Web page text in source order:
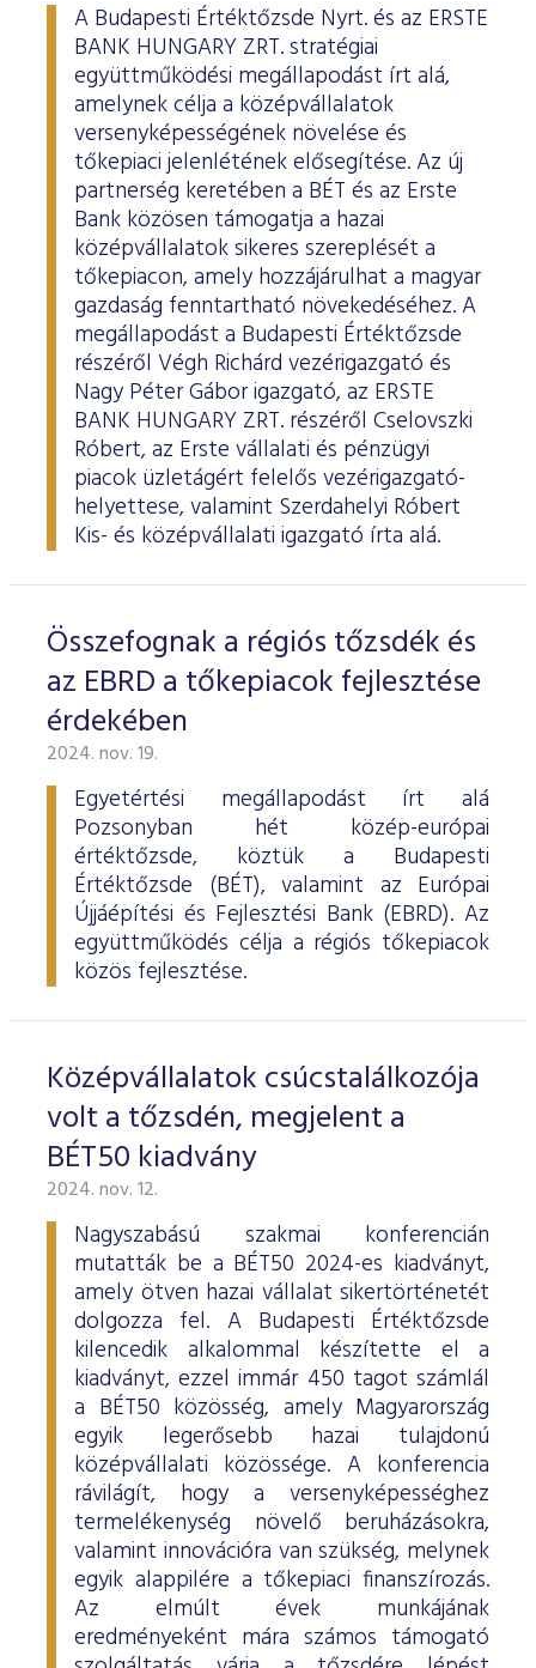
A Budapesti Értéktőzsde Nyrt. és az ERSTE
BANK HUNGARY ZRT. stratégiai
együttműködési megállapodást írt alá,
amelynek célja a középvállalatok
versenyképességének növelése és
tőkepiaci jelenlétének elősegítése. Az új
partnerség keretében a BÉT és az Erste
Bank közösen támogatja a hazai
középvállalatok sikeres szereplését a
tőkepiacon, amely hozzájárulhat a magyar
gazdaság fenntartható növekedéséhez. A
megállapodást a Budapesti Értéktőzsde
részéről Végh Richárd vezérigazgató és
Nagy Péter Gábor igazgató, az ERSTE
BANK HUNGARY ZRT. részéről Cselovszki
Róbert, az Erste vállalati és pénzügyi
piacok üzletágért felelős vezérigazgató-
helyettese, valamint Szerdahelyi Róbert
Kis- és középvállalati igazgató írta alá.
Összefognak a régiós tőzsdék és
az EBRD a tőkepiacok fejlesztése
érdekében
2024. nov. 19.
Egyetértési megállapodást írt alá
Pozsonyban hét közép-európai
értéktőzsde, köztük a Budapesti
Értéktőzsde (BÉT), valamint az Európai
Újjáépítési és Fejlesztési Bank (EBRD). Az
együttműködés célja a régiós tőkepiacok
közös fejlesztése.
Középvállalatok csúcstalálkozója
volt a tőzsdén, megjelent a
BÉT50 kiadvány
2024. nov. 12.
Nagyszabású szakmai konferencián
mutatták be a BÉT50 2024-es kiadványt,
amely ötven hazai vállalat sikertörténetét
dolgozza fel. A Budapesti Értéktőzsde
kilencedik alkalommal készítette el a
kiadványt, ezzel immár 450 tagot számlál
a BÉT50 közösség, amely Magyarország
egyik legerősebb hazai tulajdonú
középvállalati közössége. A konferencia
rávilágít, hogy a versenyképességhez
termelékenység növelő beruházásokra,
valamint innovációra van szükség, melynek
egyik alappilére a tőkepiaci finanszírozás.
Az elmúlt évek munkájának
eredményeként mára számos támogató